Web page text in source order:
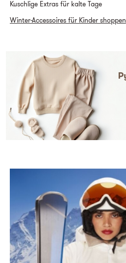
Kuschlige Extras für kalte Tage
Winter-Accessoires für Kinder shoppen